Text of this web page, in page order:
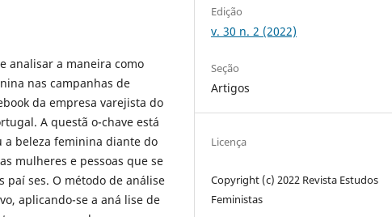
analisar a maneira como
nas campanhas de
da empresa varejista do
A questã o-chave está
a beleza feminina diante do
mulheres e pessoas que se
ses. O método de análise
aplicando-se a aná lise de
Edição
v. 30 n. 2 (2022)
Seção
Artigos
Licença
Copyright (c) 2022 Revista Estudos
Feministas